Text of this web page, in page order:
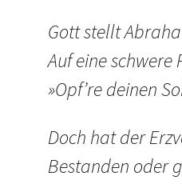
Gott stellt
Auf eine schwere
»Opf’re deinen
Doch hat der
Bestanden oder